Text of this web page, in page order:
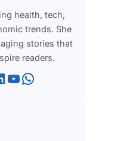
health, tech,
trends. She
stories that
readers.
YouTube WhatsApp